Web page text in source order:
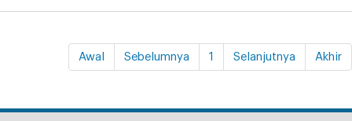
Awal Sebelumnya 1 Selanjutnya Akhir